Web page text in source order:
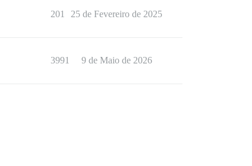
201 25 de Fevereiro de 2025
3991 9 de Maio de 2026